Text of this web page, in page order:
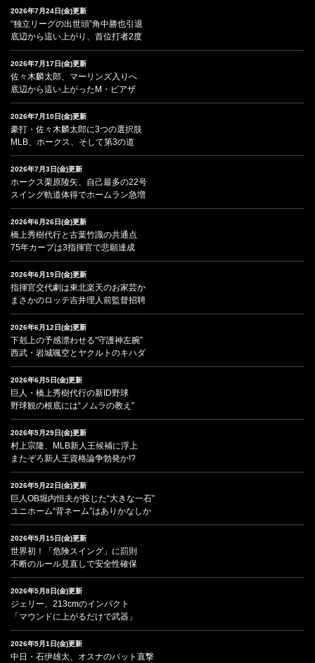
2026年7月24日(金)更新
“独立リーグの出世頭”角中勝也引退
底辺から這い上がり、首位打者2度
2026年7月17日(金)更新
佐々木麟太郎、マーリンズ入りへ
底辺から這い上がったM・ピアザ
2026年7月10日(金)更新
豪打・佐々木麟太郎に3つの選択肢
MLB、ホークス、そして第3の道
2026年7月3日(金)更新
ホークス栗原陵矢、自己最多の22号
スイング軌道体得でホームラン急増
2026年6月26日(金)更新
橋上秀樹代行と古葉竹識の共通点
75年カープは3指揮官で悲願達成
2026年6月19日(金)更新
指揮官交代劇は東北楽天のお家芸か
まさかのロッテ吉井理人前監督招聘
2026年6月12日(金)更新
下剋上の予感漂わせる“守護神左腕”
西武・岩城颯空とヤクルトのキハダ
2026年6月5日(金)更新
巨人・橋上秀樹代行の新ID野球
野球観の根底には“ノムラの教え”
2026年5月29日(金)更新
村上宗隆、MLB新人王候補に浮上
またぞろ新人王資格論争勃発か!?
2026年5月22日(金)更新
巨人OB堀内恒夫が投じた“大きな一石”
ユニホーム“背ネーム”はありかなしか
2026年5月15日(金)更新
世界初！「危険スイング」に罰則
不断のルール見直しで安全性確保
2026年5月8日(金)更新
ジェリー、213cmのインパクト
「マウンドに上がるだけで武器」
2026年5月1日(金)更新
中日・石伊雄太、オスナのバット直撃